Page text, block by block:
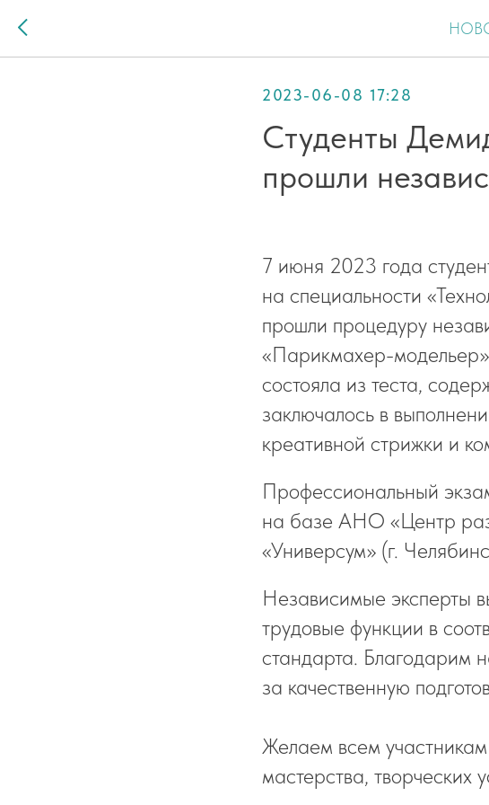
2023-06-08 17:28
Студенты
прошли
7 июня 2023 года
на специальности
прошли процедуру
«Парикмахер-модельер»
состояла из теста,
заключалось в
креативной стрижки и
Профессиональный
на базе АНО «Центр
«Универсум» (г.
Независимые эксперты
трудовые функции в
стандарта. Благодарим
за качественную
Желаем всем
мастерства, творческих